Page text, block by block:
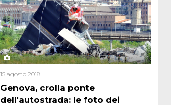
Genova, crolla ponte
dell'autostrada: le foto dei
15 agosto 2018